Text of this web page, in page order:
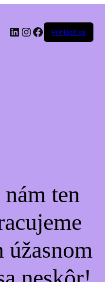
LinkedIn
Instagram
Facebook
Prihlásiť sa
nám ten
úžasnom